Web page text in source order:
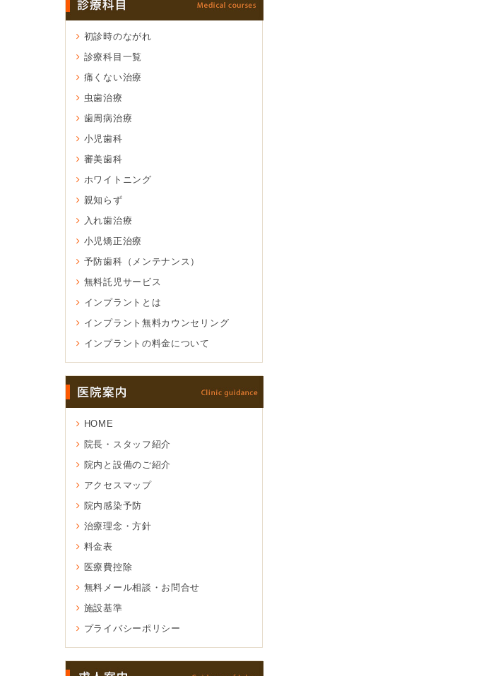
初診時のながれ
診療科目一覧
痛くない治療
虫歯治療
歯周病治療
小児歯科
審美歯科
ホワイトニング
親知らず
入れ歯治療
小児矯正治療
予防歯科（メンテナンス）
無料託児サービス
インプラントとは
インプラント無料カウンセリング
インプラントの料金について
HOME
院長・スタッフ紹介
院内と設備のご紹介
アクセスマップ
院内感染予防
治療理念・方針
料金表
医療費控除
無料メール相談・お問合せ
施設基準
プライバシーポリシー